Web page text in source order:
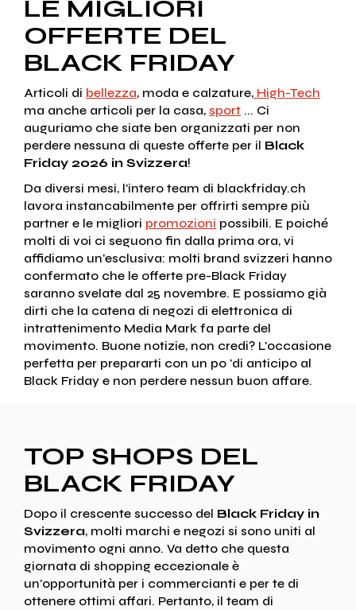
LE MIGLIORI
OFFERTE DEL
BLACK FRIDAY
Articoli di bellezza, moda e calzature, High-Tech
ma anche articoli per la casa, sport ... Ci
auguriamo che siate ben organizzati per non
perdere nessuna di queste offerte per il Black
Friday 2026 in Svizzera!
Da diversi mesi, l'intero team di blackfriday.ch
lavora instancabilmente per offrirti sempre più
partner e le migliori promozioni possibili. E poiché
molti di voi ci seguono fin dalla prima ora, vi
affidiamo un'esclusiva: molti brand svizzeri hanno
confermato che le offerte pre-Black Friday
saranno svelate dal 25 novembre. E possiamo già
dirti che la catena di negozi di elettronica di
intrattenimento Media Mark fa parte del
movimento. Buone notizie, non credi? L'occasione
perfetta per prepararti con un po 'di anticipo al
Black Friday e non perdere nessun buon affare.
TOP SHOPS DEL
BLACK FRIDAY
Dopo il crescente successo del Black Friday in
Svizzera, molti marchi e negozi si sono uniti al
movimento ogni anno. Va detto che questa
giornata di shopping eccezionale è
un'opportunità per i commercianti e per te di
ottenere ottimi affari. Pertanto, il team di